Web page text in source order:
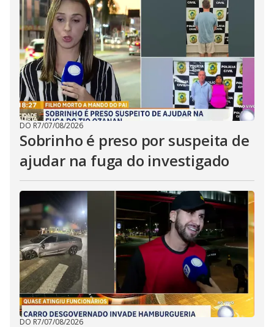
DO R7/07/08/2026
Sobrinho é preso por suspeita de
ajudar na fuga do investigado
DO R7/07/08/2026